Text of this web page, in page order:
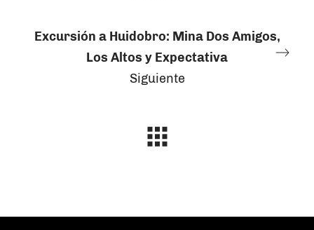
Excursión a Huidobro: Mina Dos Amigos,
Los Altos y Expectativa
Siguiente